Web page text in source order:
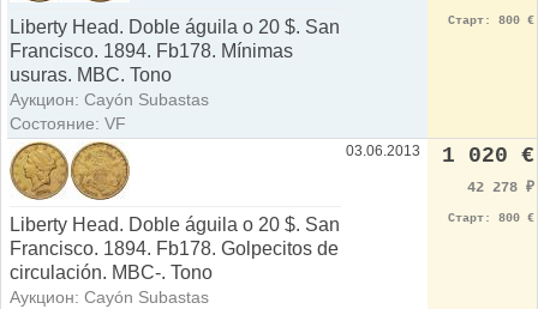
Liberty Head. Doble águila o 20 $. San
Francisco. 1894. Fb178. Mínimas
usuras. MBC. Tono
Аукцион: Cayón Subastas
Состояние: VF
Старт: 800 €
Liberty Head. Doble águila o 20 $. San
Francisco. 1894. Fb178. Golpecitos de
circulación. MBC-. Tono
Аукцион: Cayón Subastas
03.06.2013 1 020 €
42 278 ₽
Старт: 800 €